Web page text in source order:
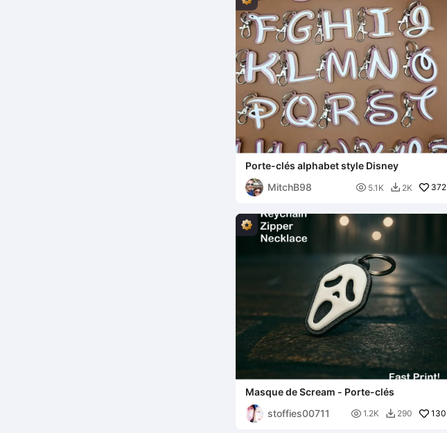
Porte-clés alphabet style Disney
MitchB98
 5.1K  2K 372
Masque de Scream - Porte-clés
stoffies00711
 1.2K  290 130